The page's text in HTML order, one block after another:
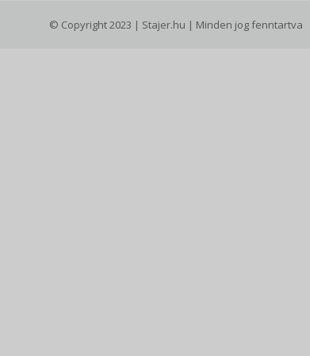
© Copyright 2023 | Stajer.hu | Minden jog fenntartva